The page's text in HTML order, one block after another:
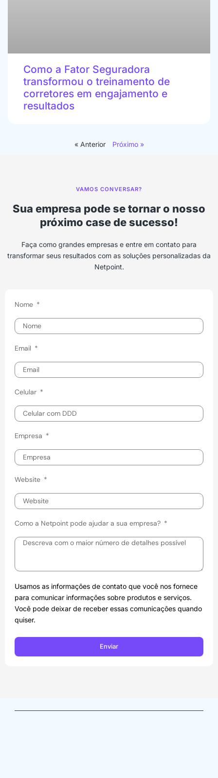
Como a Fator Seguradora
transformou o treinamento de
corretores em engajamento e
resultados
« Anterior Próximo »
VAMOS CONVERSAR?
Sua empresa pode se tornar o nosso
próximo case de sucesso!
Faça como grandes empresas e entre em contato para
transformar seus resultados com as soluções personalizadas da
Netpoint.
Nome
Email
Celular
Empresa
Website
Como a Netpoint pode ajudar a sua empresa?
Usamos as informações de contato que você nos fornece
para comunicar informações sobre produtos e serviços.
Você pode deixar de receber essas comunicações quando
quiser.
Enviar